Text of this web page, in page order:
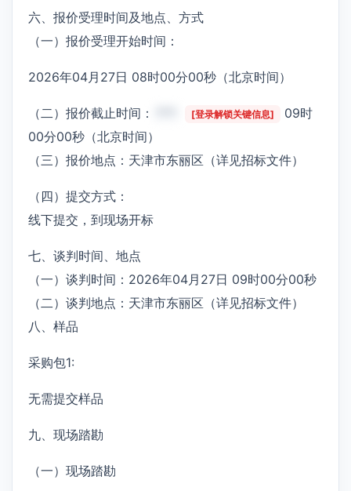
六、报价受理时间及地点、方式
（一）报价受理开始时间：
2026年04月27日 08时00分00秒（北京时间）
（二）报价截止时间： [登录解锁关键信息]
09时
00分00秒（北京时间）
（三）报价地点：天津市东丽区（详见招标文件）
（四）提交方式：
线下提交，到现场开标
七、谈判时间、地点
（一）谈判时间：2026年04月27日 09时00分00秒
（二）谈判地点：天津市东丽区（详见招标文件）
八、样品
采购包1:
无需提交样品
九、现场踏勘
（一）现场踏勘